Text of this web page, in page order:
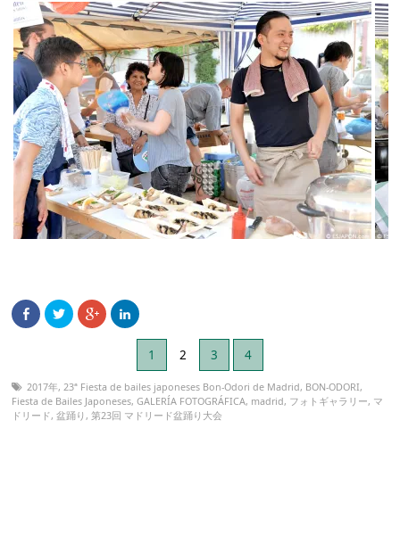
1 2 3 4
2017年,23ª Fiesta de bailes japoneses Bon-Odori de Madrid, BON-ODORI,
Fiesta de Bailes Japoneses,GALERÍA FOTOGRÁFICA, madrid, フォトギャラリー, マ
ドリード,盆踊り,第23回 マドリード盆踊り大会